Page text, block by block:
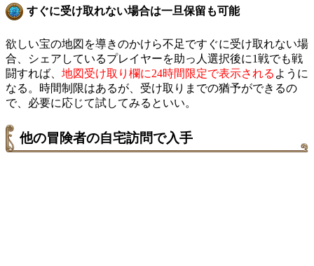
すぐに受け取れない場合は一旦保留も可能
欲しい宝の地図を導きのかけら不足ですぐに受け取れない場
合、シェアしているプレイヤーを助っ人選択後に1戦でも戦
闘すれば、 地図受け取り欄に24時間限定で表示される ように
なる。時間制限はあるが、受け取りまでの猶予ができるの
で、必要に応じて試してみるといい。
他の冒険者の自宅訪問で入手